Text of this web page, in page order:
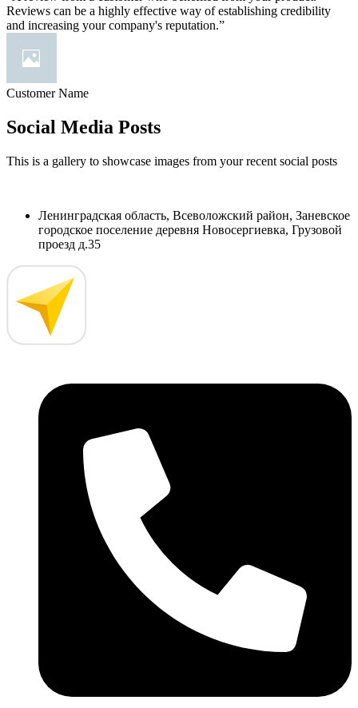
Reviews can be a highly effective way of establishing credibility
and increasing your company's reputation.”
Customer Name
Social Media Posts
This is a gallery to showcase images from your recent social posts
Ленинградская область, Всеволожский район, Заневское
городское поселение деревня Новосергиевка, Грузовой
проезд д.35